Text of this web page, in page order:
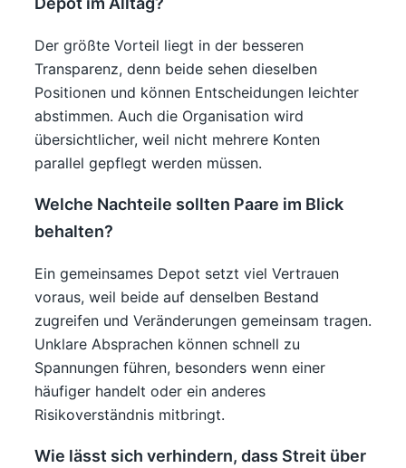
Der größte Vorteil liegt in der besseren
Transparenz, denn beide sehen dieselben
Positionen und können Entscheidungen leichter
abstimmen. Auch die Organisation wird
übersichtlicher, weil nicht mehrere Konten
parallel gepflegt werden müssen.
Welche Nachteile sollten Paare im Blick
behalten?
Ein gemeinsames Depot setzt viel Vertrauen
voraus, weil beide auf denselben Bestand
zugreifen und Veränderungen gemeinsam tragen.
Unklare Absprachen können schnell zu
Spannungen führen, besonders wenn einer
häufiger handelt oder ein anderes
Risikoverständnis mitbringt.
Wie lässt sich verhindern, dass Streit über